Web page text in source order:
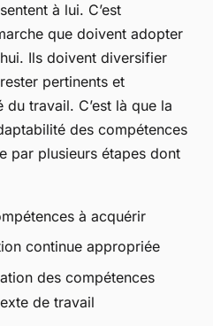
à lui. C’est
que doivent adopter
Ils doivent diversifier
pertinents et
travail. C’est là que la
des compétences
par plusieurs étapes dont
à acquérir
continue appropriée
des compétences
de travail